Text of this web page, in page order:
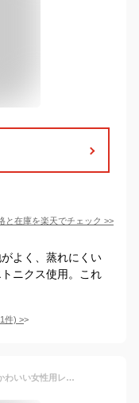
と在庫を楽天でチェック >>
よく、蒸れにくい
ニクス使用。これ
件) >
【送料無料】【即日発送】 [トオケミ] かわいい女性用レインウェア! レディース・軽量透湿 AGレインスーツ(#7705AG-WM AG (ブルー))上下セット〈タオル付 〉[バイク 通勤 通学 レインコート 登山 アウトドア おしゃれ カッパ 女性用 子供 自転車 ゴルフ 防水 ハート]